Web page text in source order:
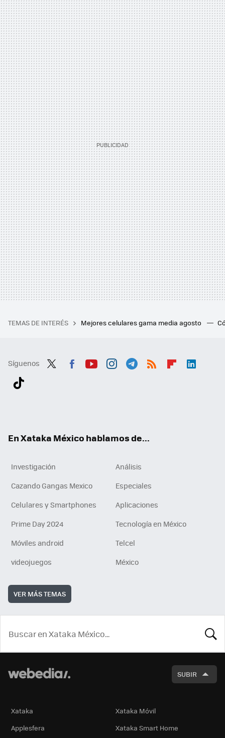
TEMAS DE INTERÉS Mejores celulares gama media agosto
Síguenos
En Xataka México hablamos de...
Investigación
Análisis
Cazando Gangas Mexico
Especiales
Celulares y Smartphones
Aplicaciones
Prime Day 2024
Tecnología en México
Móviles android
Telcel
videojuegos
México
VER MÁS TEMAS
SUBIR
Xataka
Xataka Móvil
Applesfera
Xataka Smart Home